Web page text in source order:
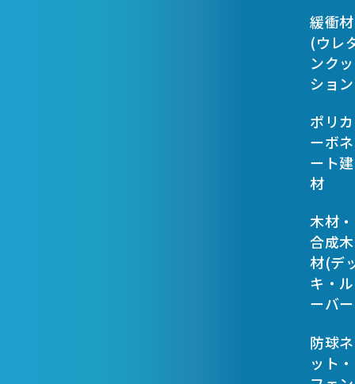
緩衝材
(ウレ
ンクッ
ショ
ポリカ
ーボネ
ート建
材
木材・
合成木
材(デ
キ・ル
ーバ
防球ネ
ット・